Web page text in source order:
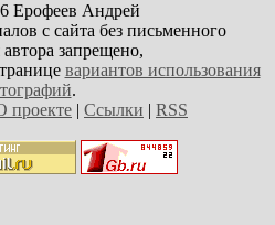
Ерофеев Андрей
с сайта без письменного
запрещено,
вариантов использования
.
проекте | Ссылки | RSS